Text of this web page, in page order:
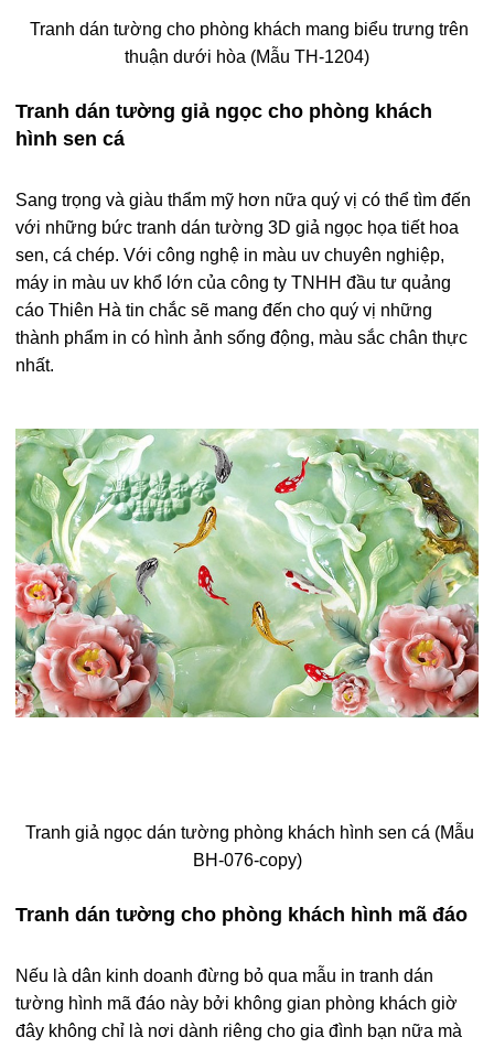
Tranh dán tường cho phòng khách mang biểu trưng trên
thuận dưới hòa (Mẫu TH-1204)
Tranh dán tường giả ngọc cho phòng khách
hình sen cá
Sang trọng và giàu thẩm mỹ hơn nữa quý vị có thể tìm đến
với những bức tranh dán tường 3D giả ngọc họa tiết hoa
sen, cá chép. Với công nghệ in màu uv chuyên nghiệp,
máy in màu uv khổ lớn của công ty TNHH đầu tư quảng
cáo Thiên Hà tin chắc sẽ mang đến cho quý vị những
thành phẩm in có hình ảnh sống động, màu sắc chân thực
nhất.
Tranh giả ngọc dán tường phòng khách hình sen cá (Mẫu
BH-076-copy)
Tranh dán tường cho phòng khách hình mã đáo
Nếu là dân kinh doanh đừng bỏ qua mẫu in tranh dán
tường hình mã đáo này bởi không gian phòng khách giờ
đây không chỉ là nơi dành riêng cho gia đình bạn nữa mà